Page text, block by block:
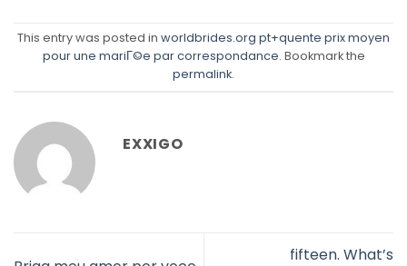
This entry was posted in worldbrides.org pt+quente prix moyen
pour une mariГ©e par correspondance. Bookmark the
permalink.
EXXIGO
fifteen. What’s